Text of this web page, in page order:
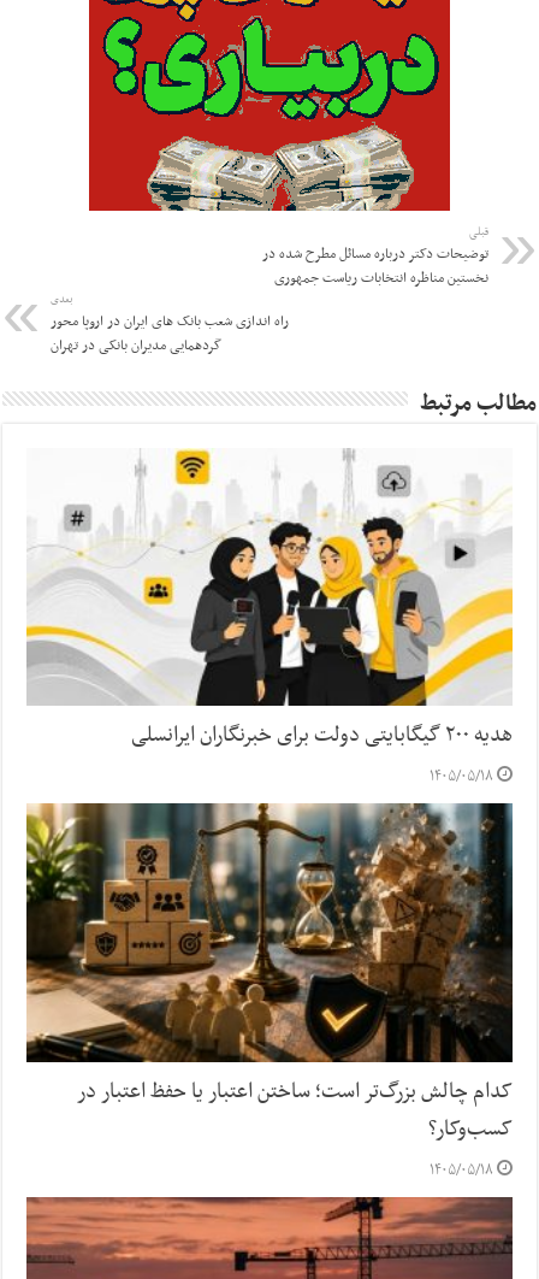
قبلی
توضیحات دکتر درباره مسائل مطرح شده در
نخستین مناظره انتخابات ریاست جمهوری
بعدی
راه اندازی شعب بانک های ایران در اروپا محور
گردهمایی مدیران بانکی در تهران
مطالب مرتبط
هدیه ۲۰۰ گیگابایتی دولت برای خبرنگاران ایرانسلی
۱۴۰۵/۰۵/۱۸
کدام چالش بزرگ‌تر است؛ ساختن اعتبار یا حفظ اعتبار در
کسب‌وکار؟
۱۴۰۵/۰۵/۱۸